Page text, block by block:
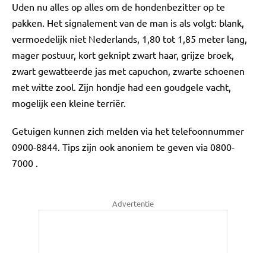
Uden nu alles op alles om de hondenbezitter op te
pakken. Het signalement van de man is als volgt: blank,
vermoedelijk niet Nederlands, 1,80 tot 1,85 meter lang,
mager postuur, kort geknipt zwart haar, grijze broek,
zwart gewatteerde jas met capuchon, zwarte schoenen
met witte zool. Zijn hondje had een goudgele vacht,
mogelijk een kleine terriër.
Getuigen kunnen zich melden via het telefoonnummer
0900-8844. Tips zijn ook anoniem te geven via 0800-
7000 .
Advertentie